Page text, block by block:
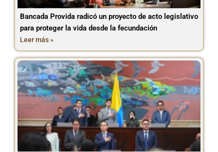
Bancada Provida radicó un proyecto de acto legislativo
para proteger la vida desde la fecundación
Leer más »